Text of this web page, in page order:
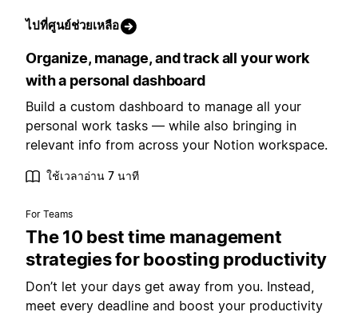
ไปที่ศูนย์ช่วยเหลือ
Organize, manage, and track all your work
with a personal dashboard
Build a custom dashboard to manage all your
personal work tasks — while also bringing in
relevant info from across your Notion workspace.
ใช้เวลาอ่าน 7 นาที
For Teams
The 10 best time management
strategies for boosting productivity
Don’t let your days get away from you. Instead,
meet every deadline and boost your productivity